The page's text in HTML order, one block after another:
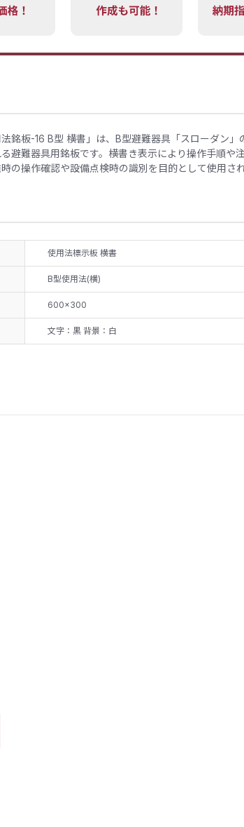
法銘板-16 B型 横書」は、B型避難器具「スローダン」
避難器具用銘板です。横書き表示により操作手順や
の操作確認や設備点検時の識別を目的として使用され
使用法標示板 横書
B型使用法(横)
600×300
文字：黒 背景：白